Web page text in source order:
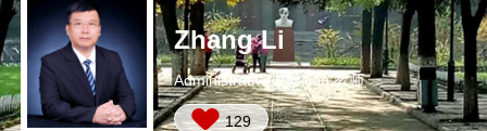
Zhang Li
Administrative Position:教师
129